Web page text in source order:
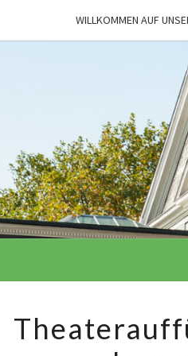
WILLKOMMEN AUF